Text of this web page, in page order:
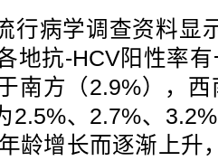
病学调查资料显
地抗-HCV阳性率
南方（2.9%），
2.5%、2.7%、
龄增长而逐渐上升